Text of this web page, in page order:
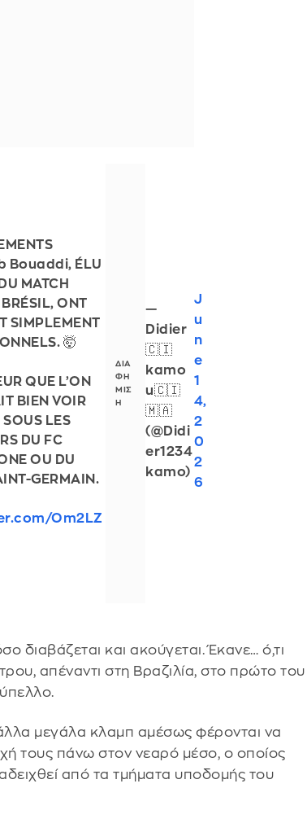
Bouaddi, ÉLU
MATCH
BRÉSIL, ONT
SIMPLEMENT
🤯
QUE L’ON
BIEN VOIR
SOUS LES
DU FC
OU DU
GERMAIN.
Om2LZ
—
Didier
🇨🇮
kamo
u🇨🇮
🇲🇦
(@Didi
er1234
kamo)
J
u
n
e
1
4,
2
0
2
6
διαβάζεται και ακούγεται. Έκανε… ό,τι
απέναντι στη Βραζιλία, στο πρώτο του
μεγάλα κλαμπ αμέσως φέρονται να
τους πάνω στον νεαρό μέσο, ο οποίος
από τα τμήματα υποδομής του